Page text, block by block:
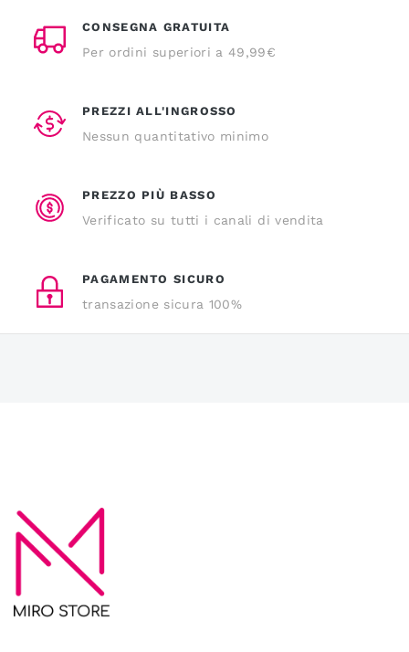
CONSEGNA GRATUITA
Per ordini superiori a 49,99€
PREZZI ALL'INGROSSO
Nessun quantitativo minimo
PREZZO PIÙ BASSO
Verificato su tutti i canali di vendita
PAGAMENTO SICURO
transazione sicura 100%